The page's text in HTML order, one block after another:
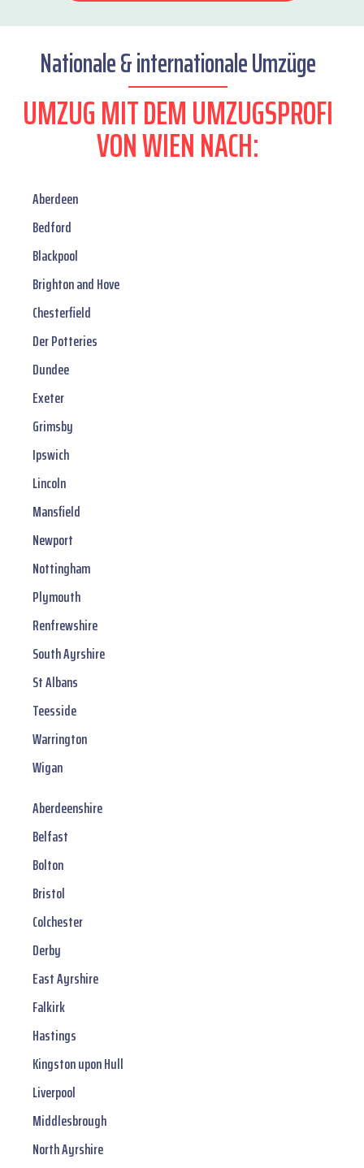
Nationale & internationale Umzüge
UMZUG MIT DEM UMZUGSPROFI
VON WIEN NACH:
Aberdeen
Bedford
Blackpool
Brighton and Hove
Chesterfield
Der Potteries
Dundee
Exeter
Grimsby
Ipswich
Lincoln
Mansfield
Newport
Nottingham
Plymouth
Renfrewshire
South Ayrshire
St Albans
Teesside
Warrington
Wigan
Aberdeenshire
Belfast
Bolton
Bristol
Colchester
Derby
East Ayrshire
Falkirk
Hastings
Kingston upon Hull
Liverpool
Middlesbrough
North Ayrshire